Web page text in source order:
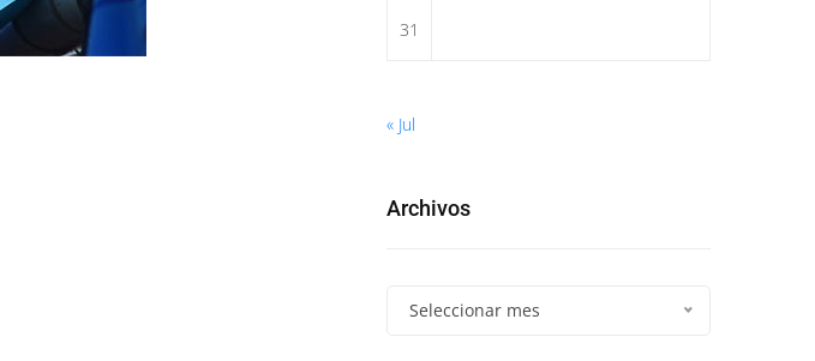
31
« Jul
Archivos
Seleccionar mes